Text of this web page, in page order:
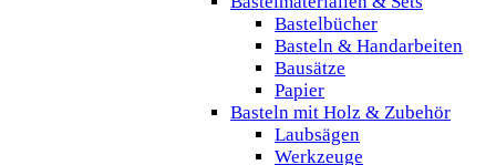
Bastelbücher
Basteln & Handarbeiten
Bausätze
Papier
Basteln mit Holz & Zubehör
Laubsägen
Werkzeuge